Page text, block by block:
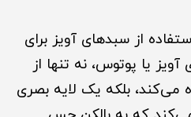
از سبدهای آویز برای
آویز یا پوتوس، نه تنها از
می‌کند، بلکه یک لایه بصری